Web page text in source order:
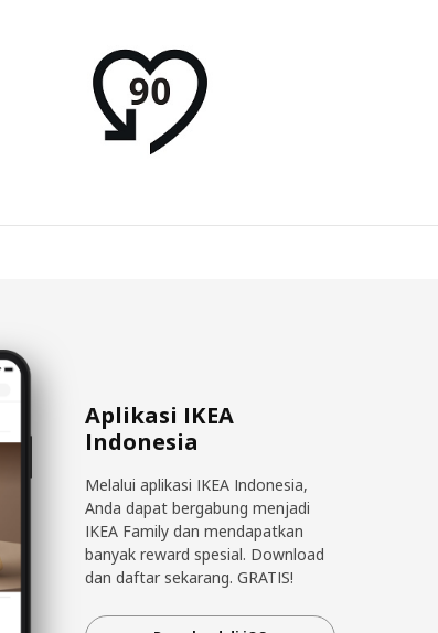
Aplikasi IKEA
Indonesia
Melalui aplikasi IKEA Indonesia,
Anda dapat bergabung menjadi
IKEA Family dan mendapatkan
banyak reward spesial. Download
dan daftar sekarang. GRATIS!